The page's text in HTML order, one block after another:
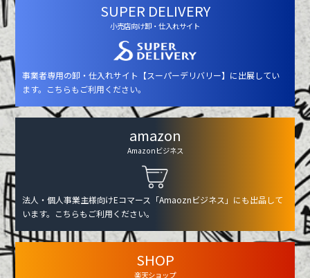
SUPER DELIVERY
小売店向け卸・仕入れサイト
事業者専用の卸・仕入れサイト【スーパーデリバリー】に出展してい
ます。こちらもご利用ください。
amazon
Amazonビジネス
法人・個人事業主様向けEコマース「Amaoznビジネス」にも出品して
います。こちらもご利用ください。
SHOP
楽天ショップ